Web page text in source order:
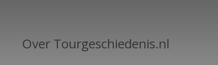
Over Tourgeschiedenis.nl